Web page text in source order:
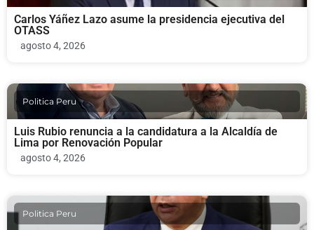
Carlos Yáñez Lazo asume la presidencia ejecutiva del
OTASS
agosto 4, 2026
Politica Peru
Luis Rubio renuncia a la candidatura a la Alcaldía de
Lima por Renovación Popular
agosto 4, 2026
Politica Peru